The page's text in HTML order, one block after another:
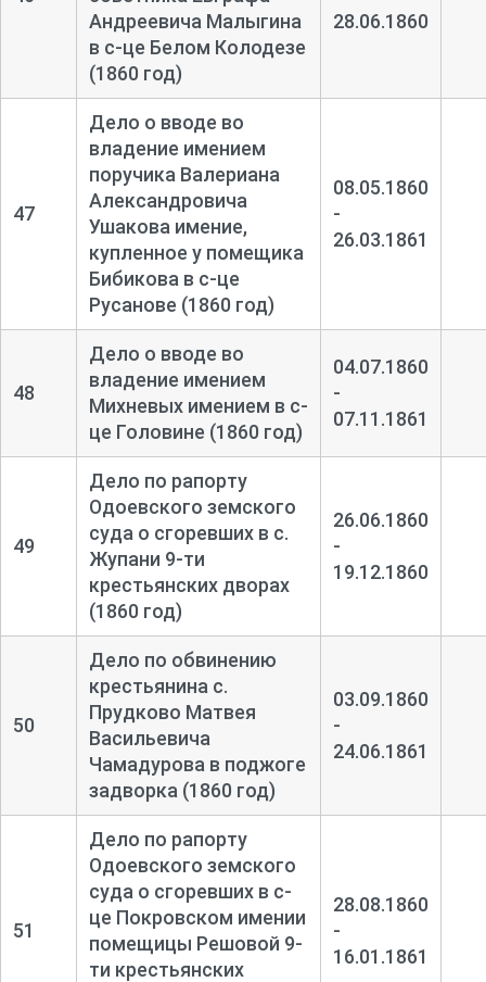
Андреевича Малыгина
в с-це Белом Колодезе
(1860 год)
28.06.1860
47
Дело о вводе во
владение имением
поручика Валериана
Александровича
Ушакова имение,
купленное у помещика
Бибикова в с-це
Русанове (1860 год)
08.05.1860
-
26.03.1861
48
Дело о вводе во
владение имением
Михневых имением в с-
це Головине (1860 год)
04.07.1860
-
07.11.1861
49
Дело по рапорту
Одоевского земского
суда о сгоревших в с.
Жупани 9-ти
крестьянских дворах
(1860 год)
26.06.1860
-
19.12.1860
50
Дело по обвинению
крестьянина с.
Прудково Матвея
Васильевича
Чамадурова в поджоге
задворка (1860 год)
03.09.1860
-
24.06.1861
51
Дело по рапорту
Одоевского земского
суда о сгоревших в с-
це Покровском имении
помещицы Решовой 9-
ти крестьянских
28.08.1860
-
16.01.1861